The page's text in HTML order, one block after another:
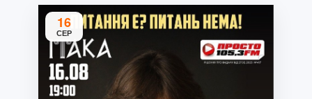
16
СЕР